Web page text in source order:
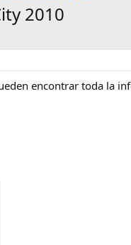
2010
encontrar toda la